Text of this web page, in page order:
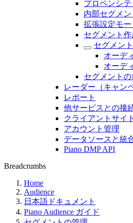
プロペンシ
内部セグメン
拡張設定モー
セグメント
セグメン
オーデ
オーデ
セグメント
レーダー（キャン
レポート
他サービスとの接
クライアントサイ
アカウント管理
データソースと統
Piano DMP API
Breadcrumbs
Home
Audience
日本語ドキュメント
Piano Audience ガイド